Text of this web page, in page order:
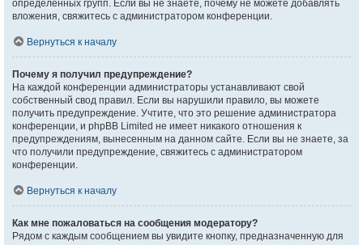
определённых групп. Если вы не знаете, почему не можете добавлять
вложения, свяжитесь с администратором конференции.
Вернуться к началу
Почему я получил предупреждение?
На каждой конференции администраторы устанавливают свой
собственный свод правил. Если вы нарушили правило, вы можете
получить предупреждение. Учтите, что это решение администратора
конференции, и phpBB Limited не имеет никакого отношения к
предупреждениям, вынесенным на данном сайте. Если вы не знаете, за
что получили предупреждение, свяжитесь с администратором
конференции.
Вернуться к началу
Как мне пожаловаться на сообщения модератору?
Рядом с каждым сообщением вы увидите кнопку, предназначенную для